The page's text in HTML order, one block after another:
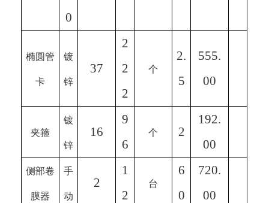
0
椭圆管
卡
镀
锌
37
2
2
2
个
2.
5
555.
00
夹箍
镀
锌
16
9
6
个 2
192.
00
侧部卷
膜器
手
动
2
1
2
台
6
0
720.
00